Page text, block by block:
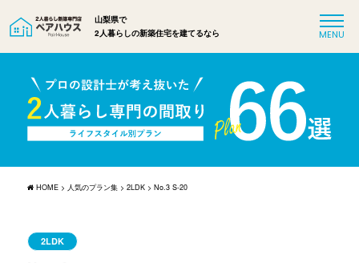
山梨県で
2人暮らしの新築住宅を建てるなら
HOME > 人気のプラン集 >2LDK >No.3 S-20
2LDK